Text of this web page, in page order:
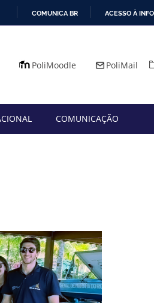
O
COMUNICA BR ACESSO À
PoliMoodle PoliMail
COMUNICAÇÃO